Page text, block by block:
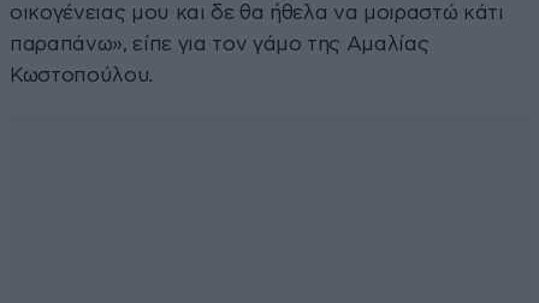
οικογένειας μου και δε θα ήθελα να μοιραστώ κάτι
παραπάνω», είπε για τον γάμο της Αμαλίας
Κωστοπούλου.